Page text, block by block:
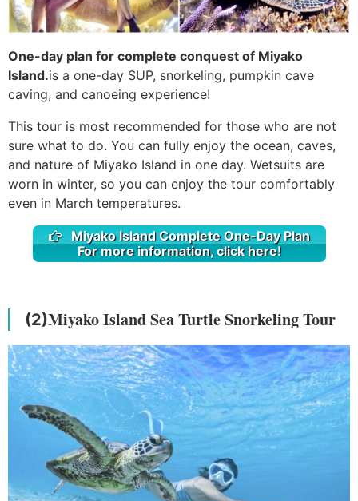
One-day plan for complete conquest of Miyako
Island.is a one-day SUP, snorkeling, pumpkin cave
caving, and canoeing experience!
This tour is most recommended for those who are not
sure what to do. You can fully enjoy the ocean, caves,
and nature of Miyako Island in one day. Wetsuits are
worn in winter, so you can enjoy the tour comfortably
even in March temperatures.
Miyako Island Complete One-Day Plan
For more information, click here!
(2)Miyako Island Sea Turtle Snorkeling Tour